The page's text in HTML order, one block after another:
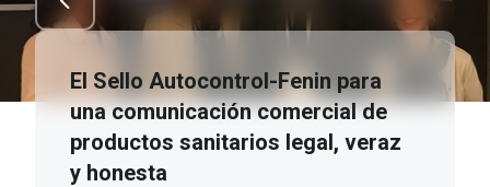
El Sello Autocontrol-Fenin para
una comunicación comercial de
productos sanitarios legal, veraz
y honesta